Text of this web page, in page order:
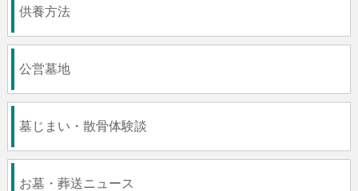
供養方法
公営墓地
墓じまい・散骨体験談
お墓・葬送ニュース